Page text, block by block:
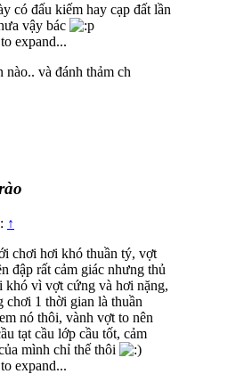
có đấu kiếm hay cạp đất lần
vậy bác
expand...
nào.. và đánh thảm ch
↑
chơi hơi khó thuần tý, vợt
đập rất cảm giác nhưng thủ
khó vì vợt cứng và hơi nặng,
chơi 1 thời gian là thuần
nó thôi, vành vợt to nên
tạt cầu lớp cầu tốt, cảm
mình chỉ thế thôi
expand...